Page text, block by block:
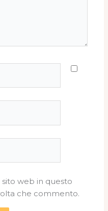
web in questo
che commento.